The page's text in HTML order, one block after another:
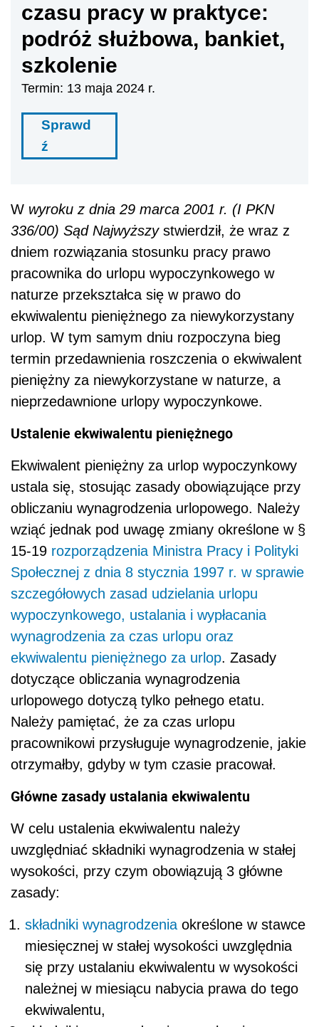
czasu pracy w praktyce:
podróż służbowa, bankiet,
szkolenie
Termin: 13 maja 2024 r.
Sprawd
ź
W wyroku z dnia 29 marca 2001 r. (I PKN
336/00) Sąd Najwyższystwierdził, że wraz z
dniem rozwiązania stosunku pracy prawo
pracownika do urlopu wypoczynkowego w
naturze przekształca się w prawo do
ekwiwalentu pieniężnego za niewykorzystany
urlop. W tym samym dniu rozpoczyna bieg
termin przedawnienia roszczenia o ekwiwalent
pieniężny za niewykorzystane w naturze, a
nieprzedawnione urlopy wypoczynkowe.
Ustalenie ekwiwalentu pieniężnego
Ekwiwalent pieniężny za urlop wypoczynkowy
ustala się, stosując zasady obowiązujące przy
obliczaniu wynagrodzenia urlopowego. Należy
wziąć jednak pod uwagę zmiany określone w §
15-19 rozporządzenia Ministra Pracy i Polityki
Społecznej z dnia 8 stycznia 1997 r. w sprawie
szczegółowych zasad udzielania urlopu
wypoczynkowego, ustalania i wypłacania
wynagrodzenia za czas urlopu oraz
ekwiwalentu pieniężnego za urlop. Zasady
dotyczące obliczania wynagrodzenia
urlopowego dotyczą tylko pełnego etatu.
Należy pamiętać, że za czas urlopu
pracownikowi przysługuje wynagrodzenie, jakie
otrzymałby, gdyby w tym czasie pracował.
Główne zasady ustalania ekwiwalentu
W celu ustalenia ekwiwalentu należy
uwzględniać składniki wynagrodzenia w stałej
wysokości, przy czym obowiązują 3 główne
zasady:
składniki wynagrodzenia określone w stawce
miesięcznej w stałej wysokości uwzględnia
się przy ustalaniu ekwiwalentu w wysokości
należnej w miesiącu nabycia prawa do tego
ekwiwalentu,